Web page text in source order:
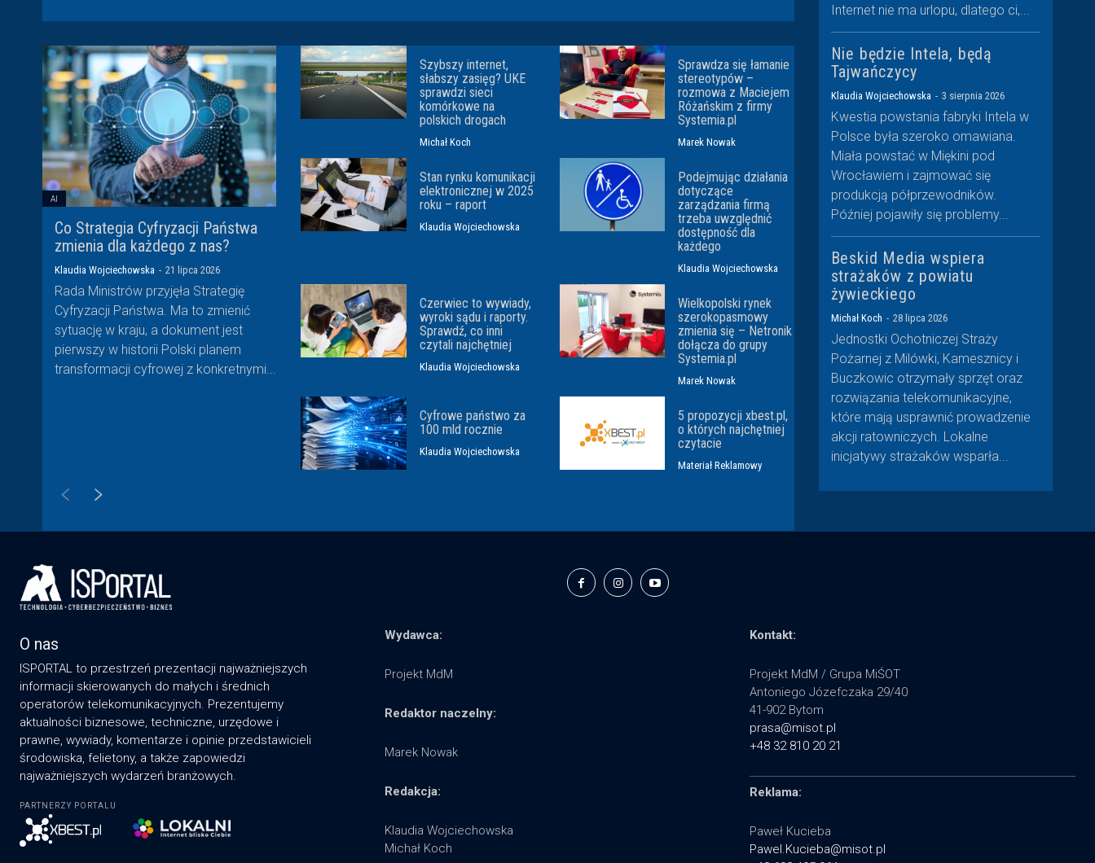
AI
Co Strategia Cyfryzacji Państwa
zmienia dla każdego z nas?
Klaudia Wojciechowska - 21 lipca 2026
Rada Ministrów przyjęła Strategię
Cyfryzacji Państwa. Ma to zmienić
sytuację w kraju, a dokument jest
pierwszy w historii Polski planem
transformacji cyfrowej z konkretnymi...
Szybszy internet,
słabszy zasięg? UKE
sprawdzi sieci
komórkowe na
polskich drogach
Michał Koch
Sprawdza się łamanie
stereotypów –
rozmowa z Maciejem
Różańskim z firmy
Systemia.pl
Marek Nowak
Stan rynku komunikacji
elektronicznej w 2025
roku – raport
Klaudia Wojciechowska
Podejmując działania
dotyczące
zarządzania firmą
trzeba uwzględnić
dostępność dla
każdego
Klaudia Wojciechowska
Czerwiec to wywiady,
wyroki sądu i raporty.
Sprawdź, co inni
czytali najchętniej
Klaudia Wojciechowska
Wielkopolski rynek
szerokopasmowy
zmienia się – Netronik
dołącza do grupy
Systemia.pl
Marek Nowak
Cyfrowe państwo za
100 mld rocznie
Klaudia Wojciechowska
5 propozycji xbest.pl,
o których najchętniej
czytacie
Materiał Reklamowy
Internet nie ma urlopu, dlatego ci,...
Nie będzie Intela, będą
Tajwańczycy
Klaudia Wojciechowska - 3 sierpnia 2026
Kwestia powstania fabryki Intela w
Polsce była szeroko omawiana.
Miała powstać w Miękini pod
Wrocławiem i zajmować się
produkcją półprzewodników.
Później pojawiły się problemy...
Beskid Media wspiera
strażaków z powiatu
żywieckiego
Michał Koch - 28 lipca 2026
Jednostki Ochotniczej Straży
Pożarnej z Milówki, Kamesznicy i
Buczkowic otrzymały sprzęt oraz
rozwiązania telekomunikacyjne,
które mają usprawnić prowadzenie
akcji ratowniczych. Lokalne
inicjatywy strażaków wsparła...
O nas
ISPORTAL to przestrzeń prezentacji najważniejszych
informacji skierowanych do małych i średnich
operatorów telekomunikacyjnych. Prezentujemy
aktualności biznesowe, techniczne, urzędowe i
prawne, wywiady, komentarze i opinie przedstawicieli
środowiska, felietony, a także zapowiedzi
najważniejszych wydarzeń branżowych.
PARTNERZY PORTALU
Wydawca:
Projekt MdM
Redaktor naczelny:
Marek Nowak
Redakcja:
Klaudia Wojciechowska
Michał Koch
Kontakt:
Projekt MdM / Grupa MiŚOT
Antoniego Józefczaka 29/40
41-902 Bytom
prasa@misot.pl
+48 32 810 20 21
Reklama:
Paweł Kucieba
Pawel.Kucieba@misot.pl